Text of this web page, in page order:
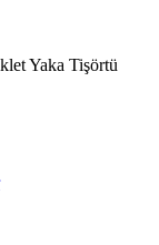
Yaka Tişörtü